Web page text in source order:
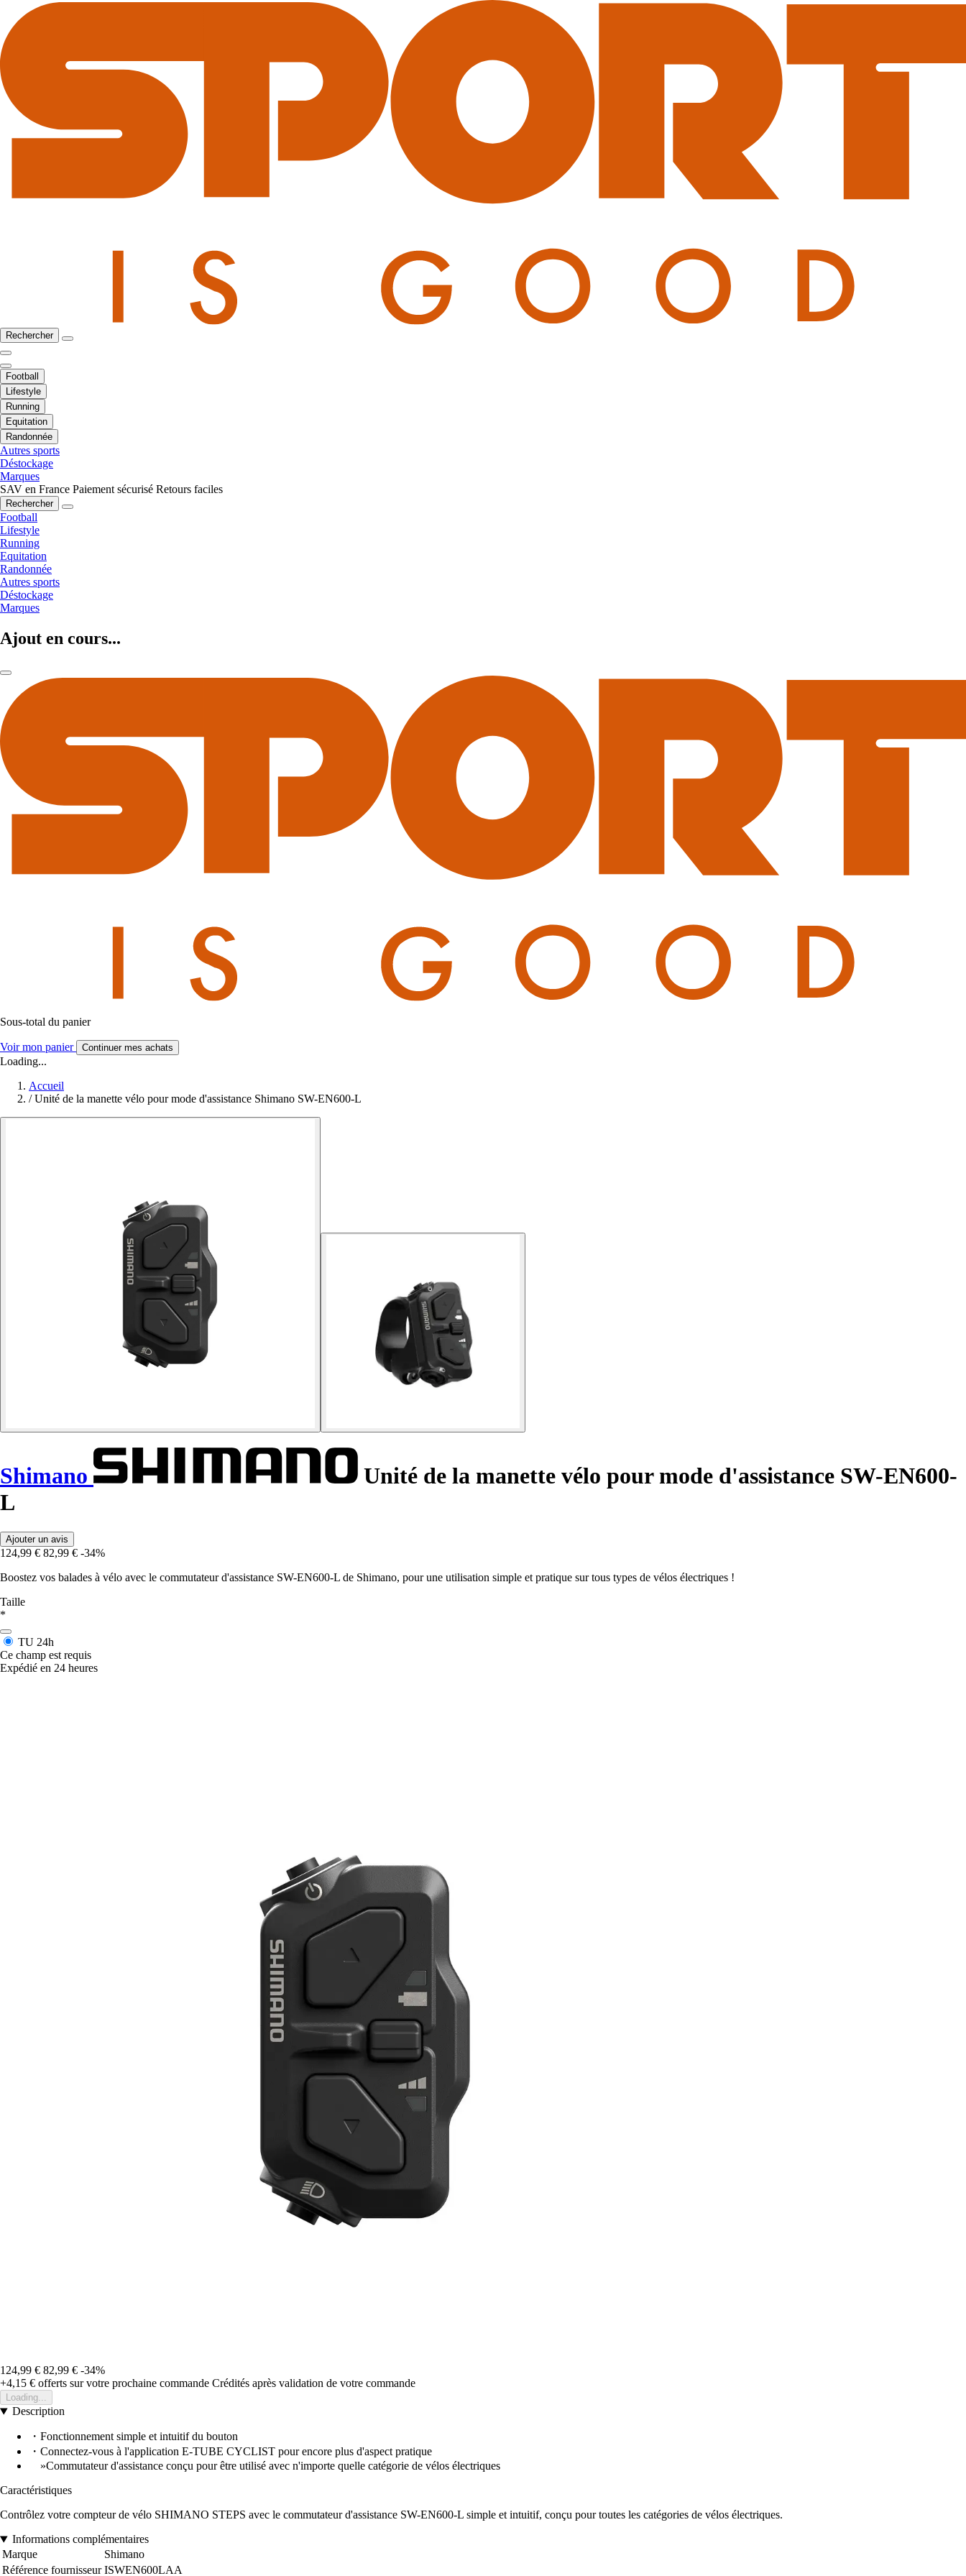
Rechercher
Football
Lifestyle
Running
Equitation
Randonnée
Autres sports
Déstockage
Marques
SAV en France Paiement sécurisé Retours faciles
Rechercher
Football
Lifestyle
Running
Equitation
Randonnée
Autres sports
Déstockage
Marques
Ajout en cours...
Sous-total du panier
Voir mon panier Continuer mes achats
Loading...
Accueil
/ Unité de la manette vélo pour mode d'assistance Shimano SW-EN600-L
Shimano
Unité de la manette vélo pour mode d'assistance SW-EN600-
L
Ajouter un avis
124,99 € 82,99 € -34%
Boostez vos balades à vélo avec le commutateur d'assistance SW-EN600-L de Shimano, pour une utilisation simple et pratique sur tous types de vélos électriques !
Taille
*
TU 24h
Ce champ est requis
Expédié en 24 heures
124,99 € 82,99 € -34%
+4,15 € offerts sur votre prochaine commande Crédités après validation de votre commande
Loading...
Description
・Fonctionnement simple et intuitif du bouton
・Connectez-vous à l'application E-TUBE CYCLIST pour encore plus d'aspect pratique
»Commutateur d'assistance conçu pour être utilisé avec n'importe quelle catégorie de vélos électriques
Caractéristiques
Contrôlez votre compteur de vélo SHIMANO STEPS avec le commutateur d'assistance SW-EN600-L simple et intuitif, conçu pour toutes les catégories de vélos électriques.
Informations complémentaires
Marque
Shimano
Référence fournisseur ISWEN600LAA